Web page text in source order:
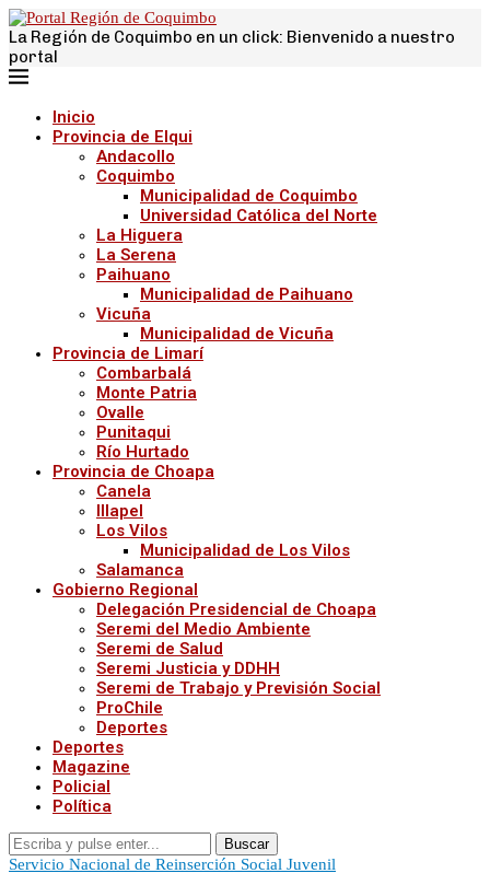
La Región de Coquimbo en un click: Bienvenido a nuestro
portal
Inicio
Provincia de Elqui
Andacollo
Coquimbo
Municipalidad de Coquimbo
Universidad Católica del Norte
La Higuera
La Serena
Paihuano
Municipalidad de Paihuano
Vicuña
Municipalidad de Vicuña
Provincia de Limarí
Combarbalá
Monte Patria
Ovalle
Punitaqui
Río Hurtado
Provincia de Choapa
Canela
Illapel
Los Vilos
Municipalidad de Los Vilos
Salamanca
Gobierno Regional
Delegación Presidencial de Choapa
Seremi del Medio Ambiente
Seremi de Salud
Seremi Justicia y DDHH
Seremi de Trabajo y Previsión Social
ProChile
Deportes
Deportes
Magazine
Policial
Política
Buscar
Servicio Nacional de Reinserción Social Juvenil